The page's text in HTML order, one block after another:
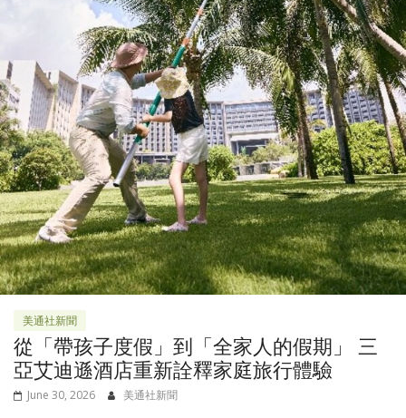
美通社新聞
從「帶孩子度假」到「全家人的假期」 三
亞艾迪遜酒店重新詮釋家庭旅行體驗
June 30, 2026 美通社新聞